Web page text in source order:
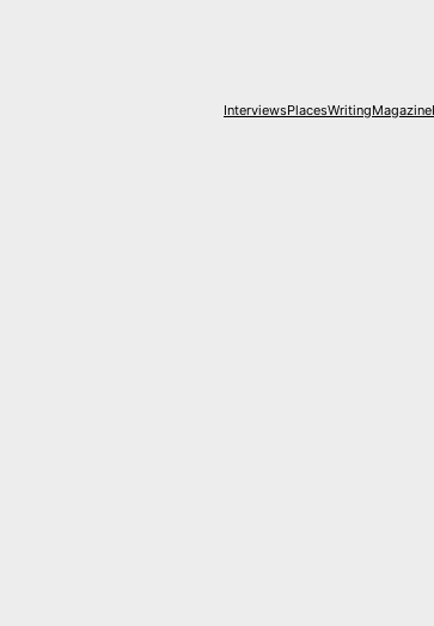
InterviewsPlacesWritingMagazine